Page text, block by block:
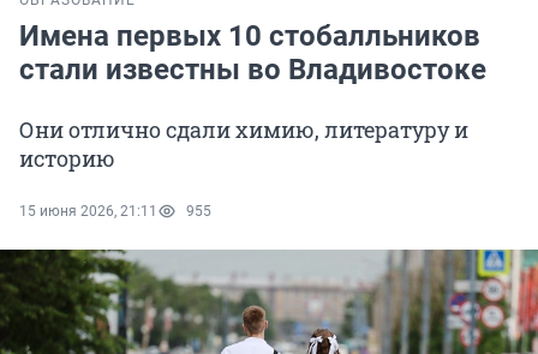
Имена первых 10 стобалльников
стали известны во Владивостоке
Они отлично сдали химию, литературу и
историю
15 июня 2026, 21:11 955